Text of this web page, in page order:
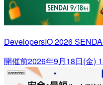
DevelopersIO 2026
開催前2026年9月18日(金)